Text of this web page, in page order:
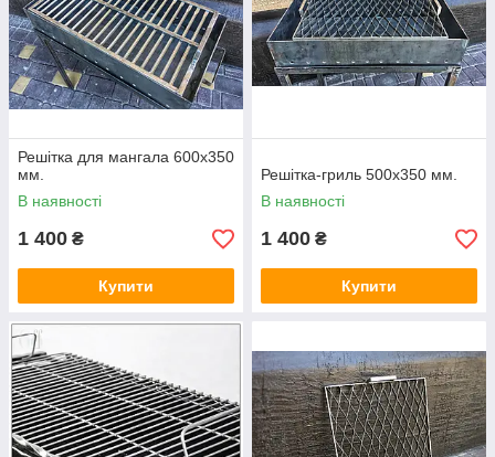
Решітка для мангала 600х350
мм.
В наявності
1 400 ₴
Купити
Решітка-гриль 500х350 мм.
В наявності
1 400 ₴
Купити